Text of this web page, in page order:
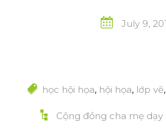
July 9,
học hội họa, hội họa, lớp vẽ,
Cộng đồng cha mẹ